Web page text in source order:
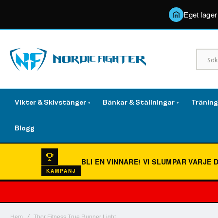
Eget
Vikter & Skivstänger ▾ Bänkar & Ställningar ▾
Blogg
KAMPANJ
BLI EN VINNARE!VI SLUMPAR VARJE